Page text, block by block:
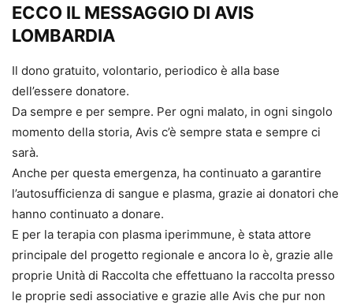
ECCO IL MESSAGGIO DI AVIS
LOMBARDIA
Il dono gratuito, volontario, periodico è alla base
dell’essere donatore.
Da sempre e per sempre. Per ogni malato, in ogni singolo
momento della storia, Avis c’è sempre stata e sempre ci
sarà.
Anche per questa emergenza, ha continuato a garantire
l’autosufficienza di sangue e plasma, grazie ai donatori che
hanno continuato a donare.
E per la terapia con plasma iperimmune, è stata attore
principale del progetto regionale e ancora lo è, grazie alle
proprie Unità di Raccolta che effettuano la raccolta presso
le proprie sedi associative e grazie alle Avis che pur non